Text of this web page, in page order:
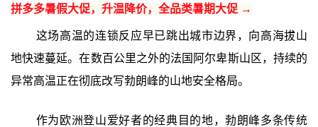
拼多多暑假大促，升温降价，全品类暑期大促 →
这场高温的连锁反应早已跳出城市边界，向高海拔山
地快速蔓延。在数百公里之外的法国阿尔卑斯山区，持续的
异常高温正在彻底改写勃朗峰的山地安全格局。
作为欧洲登山爱好者的经典目的地，勃朗峰多条传统